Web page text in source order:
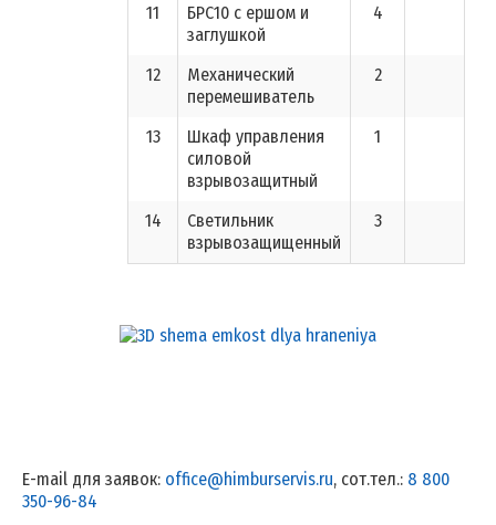
11
БРС10 с ершом и
заглушкой
4
12
Механический
перемешиватель
2
13
Шкаф управления
силовой
взрывозащитный
1
14
Светильник
взрывозащищенный
3
E-mail для заявок: office@himburservis.ru, сот.тел.: 8 800
350-96-84